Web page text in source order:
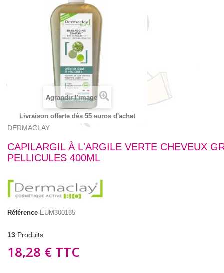
Agrandir l'image
Livraison offerte dès 55 euros d'achat
DERMACLAY
CAPILARGIL À L'ARGILE VERTE CHEVEUX
PELLICULES 400ML
Référence EUM300185
13 Produits
18,28 € TTC